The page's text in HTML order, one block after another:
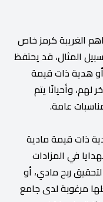
الغريبة كرمز خاص
المثال، قد يحتفظ
هدية ذات قيمة
وأحيانًا يتم
عامة.
ذات قيمة مادية
في المزادات
ربح مادي، أو
مرغوبة لدى جامع